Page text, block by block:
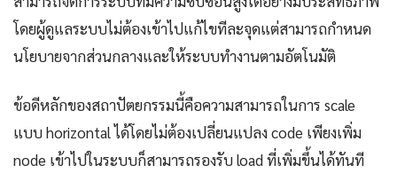
โดยผู้ดูแลระบบไม่ต้องเข้าไปแก้ไขทีละจุดแต่สามารถกำหนด
นโยบายจากส่วนกลางและให้ระบบทำงานตามอัตโนมัติ
ข้อดีหลักของสถาปัตยกรรมนี้คือความสามารถในการ scale
แบบ horizontal ได้โดยไม่ต้องเปลี่ยนแปลง code เพียงเพิ่ม
node เข้าไปในระบบก็สามารถรองรับ load ที่เพิ่มขึ้นได้ทันที